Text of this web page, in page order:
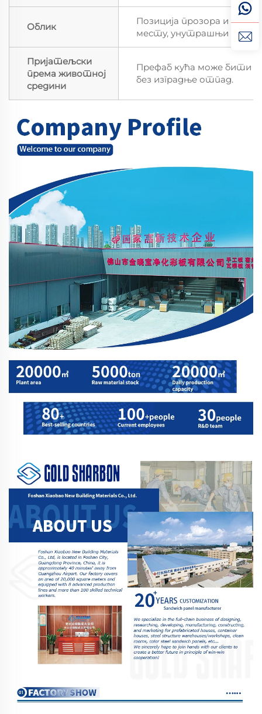
Облик
Позиција прозора и
месту, унутрашњи зид
Пријатељски
према животној
средини
Префаб кућа може бити
без изградње отпад.